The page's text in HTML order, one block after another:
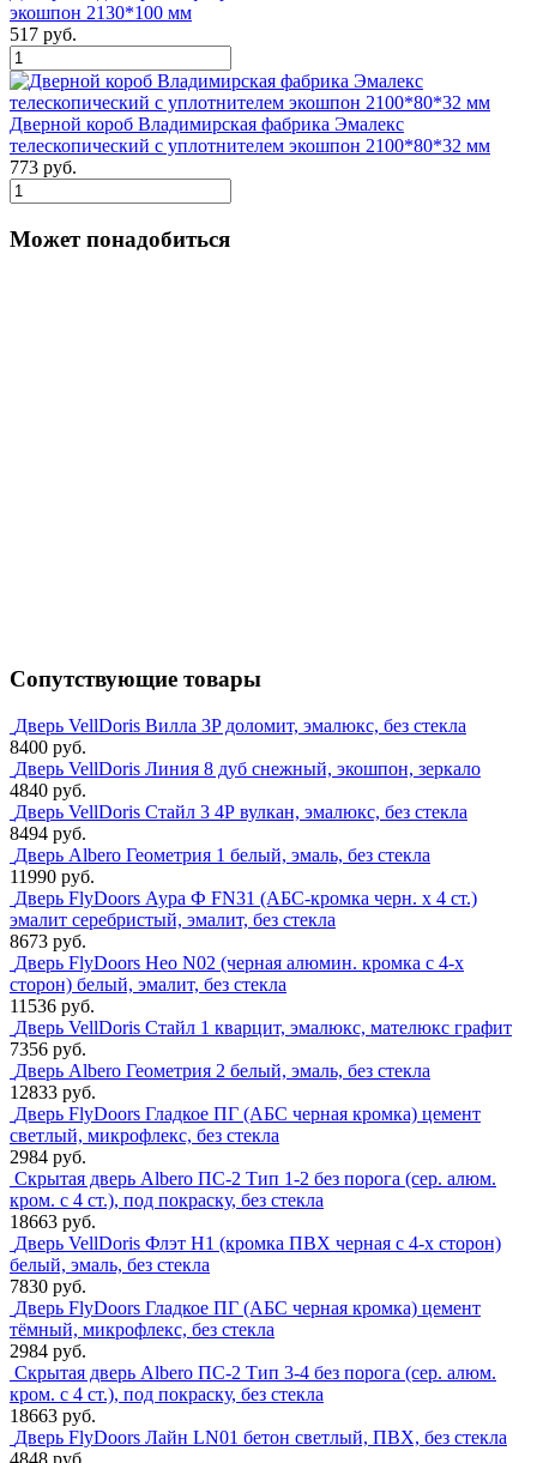
экошпон 2130*100 мм
517 руб.
Дверной короб Владимирская фабрика Эмалекс
телескопический с уплотнителем экошпон 2100*80*32 мм
773 руб.
Может понадобиться
Сопутствующие товары
Дверь VellDoris Вилла 3P доломит, эмалюкс, без стекла
8400 руб.
Дверь VellDoris Линия 8 дуб снежный, экошпон, зеркало
4840 руб.
Дверь VellDoris Стайл 3 4Р вулкан, эмалюкс, без стекла
8494 руб.
Дверь Albero Геометрия 1 белый, эмаль, без стекла
11990 руб.
Дверь FlyDoors Аура Ф FN31 (АБС-кромка черн. х 4 ст.)
эмалит серебристый, эмалит, без стекла
8673 руб.
Дверь FlyDoors Нео N02 (черная алюмин. кромка с 4-х
сторон) белый, эмалит, без стекла
11536 руб.
Дверь VellDoris Стайл 1 кварцит, эмалюкс, мателюкс графит
7356 руб.
Дверь Albero Геометрия 2 белый, эмаль, без стекла
12833 руб.
Дверь FlyDoors Гладкое ПГ (АБС черная кромка) цемент
светлый, микрофлекс, без стекла
2984 руб.
Скрытая дверь Albero ПС-2 Тип 1-2 без порога (сер. алюм.
кром. с 4 ст.), под покраску, без стекла
18663 руб.
Дверь VellDoris Флэт H1 (кромка ПВХ черная с 4-х сторон)
белый, эмаль, без стекла
7830 руб.
Дверь FlyDoors Гладкое ПГ (АБС черная кромка) цемент
тёмный, микрофлекс, без стекла
2984 руб.
Скрытая дверь Albero ПС-2 Тип 3-4 без порога (сер. алюм.
кром. с 4 ст.), под покраску, без стекла
18663 руб.
Дверь FlyDoors Лайн LN01 бетон светлый, ПВХ, без стекла